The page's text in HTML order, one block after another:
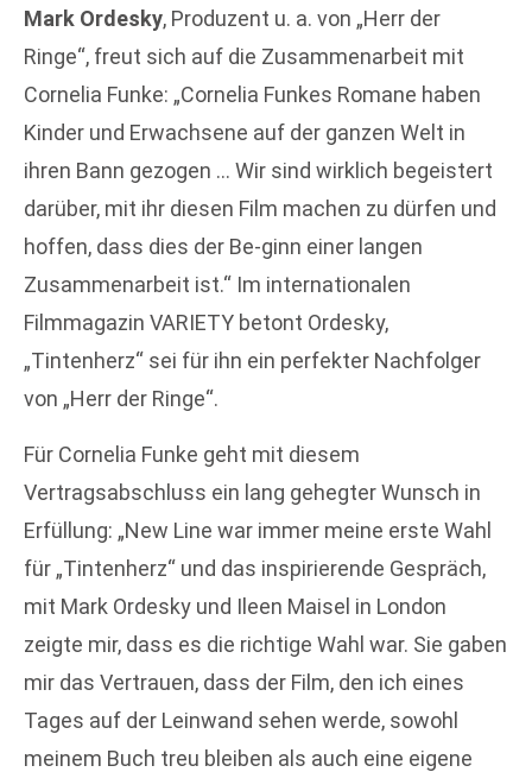
Mark Ordesky, Produzent u. a. von „Herr der
Ringe“, freut sich auf die Zusammenarbeit mit
Cornelia Funke: „Cornelia Funkes Romane haben
Kinder und Erwachsene auf der ganzen Welt in
ihren Bann gezogen … Wir sind wirklich begeistert
darüber, mit ihr diesen Film machen zu dürfen und
hoffen, dass dies der Be-ginn einer langen
Zusammenarbeit ist.“ Im internationalen
Filmmagazin VARIETY betont Ordesky,
„Tintenherz“ sei für ihn ein perfekter Nachfolger
von „Herr der Ringe“.
Für Cornelia Funke geht mit diesem
Vertragsabschluss ein lang gehegter Wunsch in
Erfüllung: „New Line war immer meine erste Wahl
für „Tintenherz“ und das inspirierende Gespräch,
mit Mark Ordesky und Ileen Maisel in London
zeigte mir, dass es die richtige Wahl war. Sie gaben
mir das Vertrauen, dass der Film, den ich eines
Tages auf der Leinwand sehen werde, sowohl
meinem Buch treu bleiben als auch eine eigene